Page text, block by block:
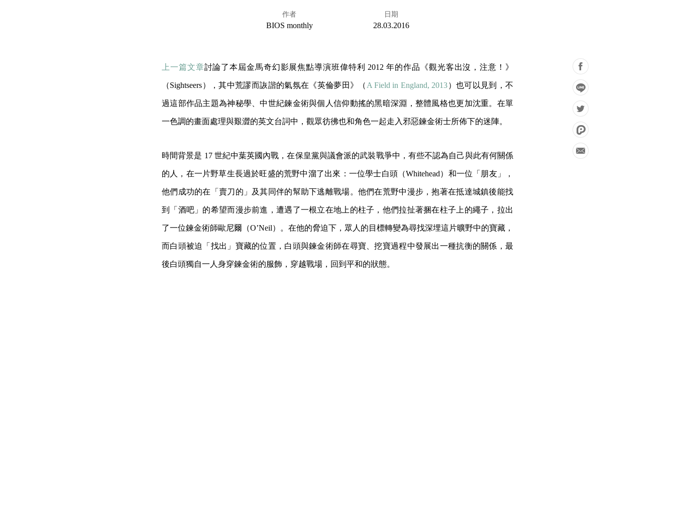
作者
BIOS monthly
日期
28.03.2016
上一篇文章討論了本屆金馬奇幻影展焦點導演班偉特利 2012 年的作品《觀光客出沒，注意！》
（Sightseers），其中荒謬而詼諧的氣氛在《英倫夢田》（ A Field in England, 2013）也可以見到，不
過這部作品主題為神秘學、中世紀鍊金術與個人信仰動搖的黑暗深淵，整體風格也更加沈重。在單
一色調的畫面處理與艱澀的英文台詞中，觀眾彷彿也和角色一起走入邪惡鍊金術士所佈下的迷陣。
時間背景是 17 世紀中葉英國內戰，在保皇黨與議會派的武裝戰爭中，有些不認為自己與此有何關係
的人，在一片野草生長過於旺盛的荒野中溜了出來：一位學士白頭（Whitehead）和一位「朋友」，
他們成功的在「賣刀的」及其同伴的幫助下逃離戰場。他們在荒野中漫步，抱著在抵達城鎮後能找
到「酒吧」的希望而漫步前進，遭遇了一根立在地上的柱子，他們拉扯著捆在柱子上的繩子，拉出
了一位鍊金術師歐尼爾（O’Neil）。在他的脅迫下，眾人的目標轉變為尋找深埋這片曠野中的寶藏，
而白頭被迫「找出」寶藏的位置，白頭與鍊金術師在尋寶、挖寶過程中發展出一種抗衡的關係，最
後白頭獨自一人身穿鍊金術的服飾，穿越戰場，回到平和的狀態。